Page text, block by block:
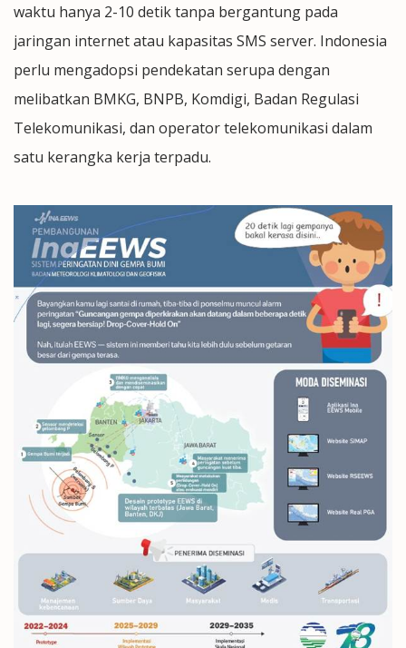
waktu hanya 2-10 detik tanpa bergantung pada
jaringan internet atau kapasitas SMS server. Indonesia
perlu mengadopsi pendekatan serupa dengan
melibatkan BMKG, BNPB, Komdigi, Badan Regulasi
Telekomunikasi, dan operator telekomunikasi dalam
satu kerangka kerja terpadu.